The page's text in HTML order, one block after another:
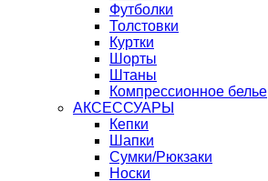
Футболки
Толстовки
Куртки
Шорты
Штаны
Компрессионное белье
АКСЕССУАРЫ
Кепки
Шапки
Сумки/Рюкзаки
Носки